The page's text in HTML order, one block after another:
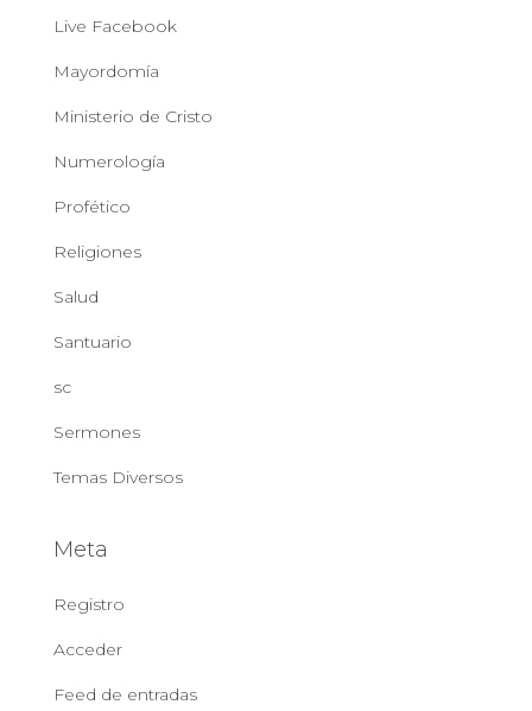
Live Facebook
Mayordomía
Ministerio de Cristo
Numerología
Profético
Religiones
Salud
Santuario
sc
Sermones
Temas Diversos
Meta
Registro
Acceder
Feed de entradas